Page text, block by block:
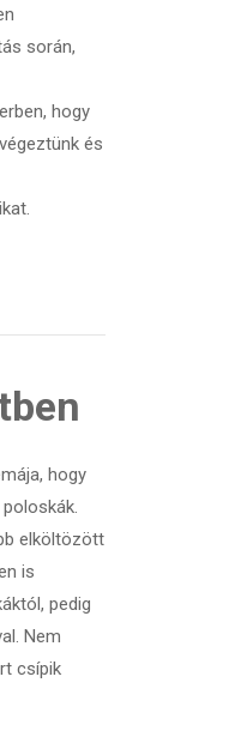
során,
hogy
és
hogy
elköltözött
is
pedig
Nem
csípik